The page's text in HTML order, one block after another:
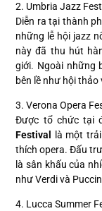
2. Umbria Jazz
Diễn ra tại thành
những lễ hội jazz
này đã thu hút
giới. Ngoài những
bên lề như hội thảo
3. Verona Opera
Được tổ chức tại
Festival
là một
thích opera. Đấu
là sân khấu của
như Verdi và
4. Lucca Summer